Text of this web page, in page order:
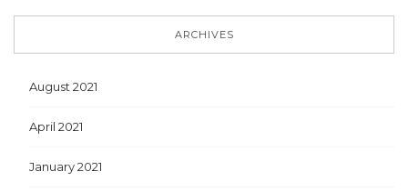
ARCHIVES
August 2021
April 2021
January 2021